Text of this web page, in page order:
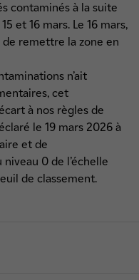
contaminés à la suite
et 16 mars. Le 16 mars,
remettre la zone en
n’ait
cet
à nos règles de
le 19 mars 2026 à
et de
0 de l’échelle
de classement.